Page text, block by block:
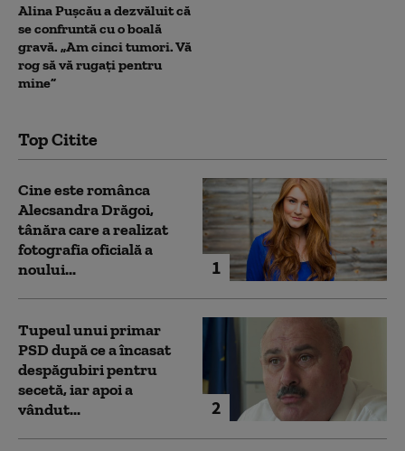
Alina Pușcău a dezvăluit că
se confruntă cu o boală
gravă. „Am cinci tumori. Vă
rog să vă rugați pentru
mine”
Top Citite
1
Cine este românca
Alecsandra Drăgoi,
tânăra care a realizat
fotografia oficială a
noului...
2
Tupeul unui primar
PSD după ce a încasat
despăgubiri pentru
secetă, iar apoi a
vândut...